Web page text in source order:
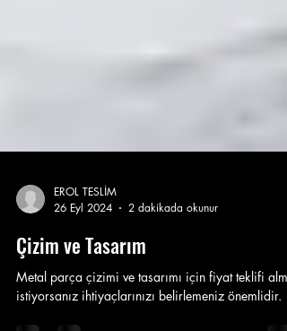
EROL TESLİM
26 Eyl 2024
2 dakikada okunur
Çizim ve Tasarım
Metal parça çizimi ve tasarımı için fiyat teklifi